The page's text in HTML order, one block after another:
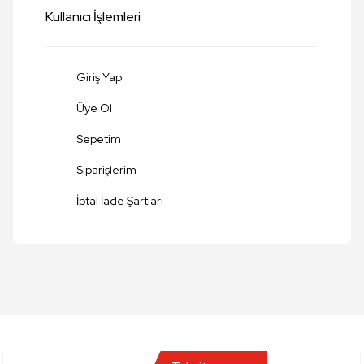
Kullanıcı İşlemleri
Giriş Yap
Üye Ol
Sepetim
Siparişlerim
İptal İade Şartları